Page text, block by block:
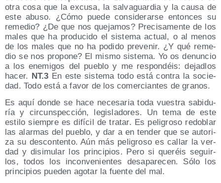
otra cosa que la excu­sa, la sal­va­guar­dia y la cau­sa de
este abu­so. ¿Cómo pue­de con­si­de­rar­se enton­ces su
reme­dio? ¿De que nos que­ja­mos? Pre­ci­sa­men­te de los
males que ha pro­du­ci­do el sis­te­ma actual, o al menos
de los males que no ha podi­do pre­ve­nir. ¿Y qué reme­
dio se nos pro­po­ne? El mis­mo sis­te­ma. Yo os denun­cio
a los enemi­gos del pue­blo y me res­pon­déis: dejad­los
hacer. NT.3 En este sis­te­ma todo está con­tra la socie­
dad. Todo está a favor de los comer­cian­tes de granos.
Es aquí don­de se hace nece­sa­ria toda vues­tra sabi­du­
ría y cir­cuns­pec­ción, legis­la­do­res. Un tema de este
esti­lo siem­pre es difí­cil de tra­tar. Es peli­gro­so redo­blar
las alar­mas del pue­blo, y dar a en ten­der que se auto­ri­
za su des­con­ten­to. Aún más peli­gro­so es callar la ver­
dad y disi­mu­lar los prin­ci­pios. Pero si que­réis seguir­
los, todos los incon­ve­nien­tes des­apa­re­cen. Sólo los
prin­ci­pios pue­den ago­tar la fuen­te del mal.